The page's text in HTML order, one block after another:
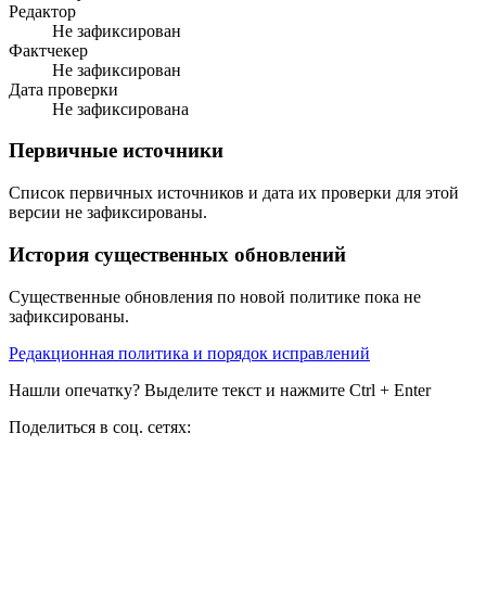
Редактор
Не зафиксирован
Фактчекер
Не зафиксирован
Дата проверки
Не зафиксирована
Первичные источники
Список первичных источников и дата их проверки для этой
версии не зафиксированы.
История существенных обновлений
Существенные обновления по новой политике пока не
зафиксированы.
Редакционная политика и порядок исправлений
Нашли опечатку? Выделите текст и нажмите Ctrl + Enter
Поделиться в соц. сетях: